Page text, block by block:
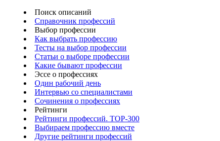
Поиск описаний
Справочник профессий
Выбор профессии
Как выбрать профессию
Тесты на выбор профессии
Статьи о выборе профессии
Какие бывают профессии
Эссе о профессиях
Один рабочий день
Интервью со специалистами
Сочинения о профессиях
Рейтинги
Рейтинги профессий. TOP-300
Выбираем профессию вместе
Другие рейтинги профессий